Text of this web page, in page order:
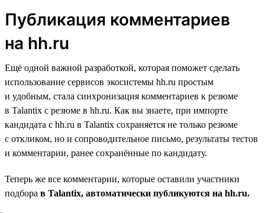
Публикация комментариев
на hh.ru
Ещё одной важной разработкой, которая поможет сделать
использование сервисов экосистемы hh.ru простым
и удобным, стала синхронизация комментариев к резюме
в Talantix с резюме в hh.ru. Как вы знаете, при импорте
кандидата с hh.ru в Talantix сохраняется не только резюме
с откликом, но и сопроводительное письмо, результаты тестов
и комментарии, ранее сохранённые по кандидату.
Теперь же все комментарии, которые оставили участники
подбора в Talantix, автоматически публикуются на hh.ru.